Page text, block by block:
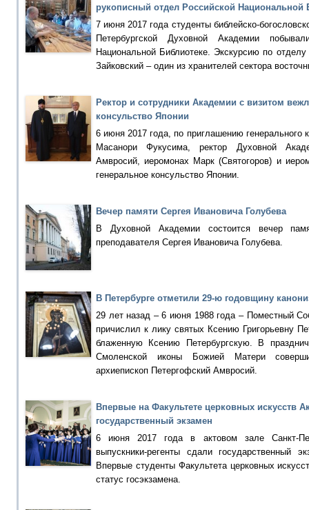
рукописный отдел Российской Национальной
7 июня 2017 года студенты библейско-
Петербургской Духовной Академии
Национальной Библиотеке. Экскурсию по
Зайковский – один из хранителей сектора
Ректор и сотрудники Академии с визитом
консульство Японии
6 июня 2017 года, по приглашению генерального
Масанори Фукусима, ректор Духовной
Амвросий, иеромонах Марк (Святогоров) и
генеральное консульство Японии.
Вечер памяти Сергея Ивановича Голубева
В Духовной Академии состоится вечер
преподавателя Сергея Ивановича Голубева.
В Петербурге отметили 29-ю годовщину
29 лет назад – 6 июня 1988 года – Поместный
причислил к лику святых Ксению Григорьевну
блаженную Ксению Петербургскую. В
Смоленской иконы Божией Матери
архиепископ Петергофский Амвросий.
Впервые на Факультете церковных искусств
государственный экзамен
6 июня 2017 года в актовом зале Санкт-
выпускники-регенты сдали государственный
Впервые студенты Факультета церковных
статус госэкзамена.